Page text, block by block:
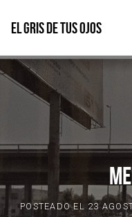
Skip
to
content
EL GRIS DE TUS OJOS
POSTEADO EL 23